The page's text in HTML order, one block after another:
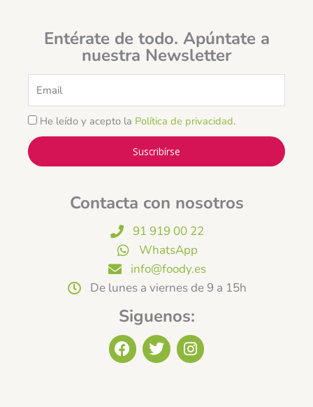
Entérate de todo. Apúntate a
nuestra Newsletter
He leído y acepto la Política de privacidad.
Suscribírse
Contacta con nosotros
91 919 00 22
WhatsApp
info@foody.es
De lunes a viernes de 9 a 15h
Siguenos:
F
a
T
w
I
n